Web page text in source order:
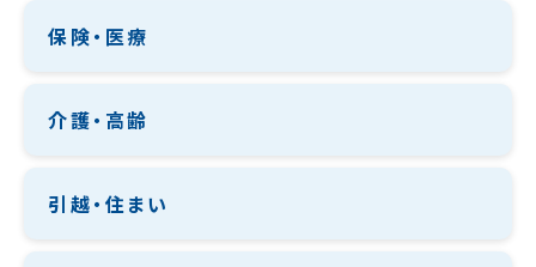
保険・医療
介護・高齢
引越・住まい